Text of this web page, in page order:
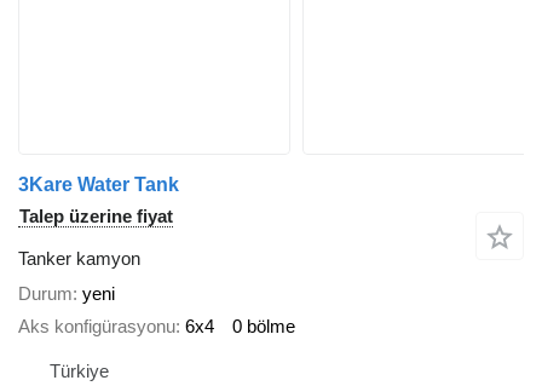
3Kare Water Tank
Talep üzerine fiyat
Tanker kamyon
Durum yeni
Aks konfigürasyonu 6x4 0 bölme
Türkiye